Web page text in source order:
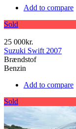
Add to compare
Sold
25 000kr.
Suzuki Swift 2007
Brændstof
Benzin
Add to compare
Sold